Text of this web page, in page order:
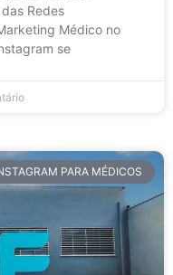
Redes
Médico no
se
PARA MÉDICOS